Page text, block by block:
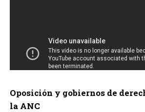
Oposición y gobiernos de
la ANC